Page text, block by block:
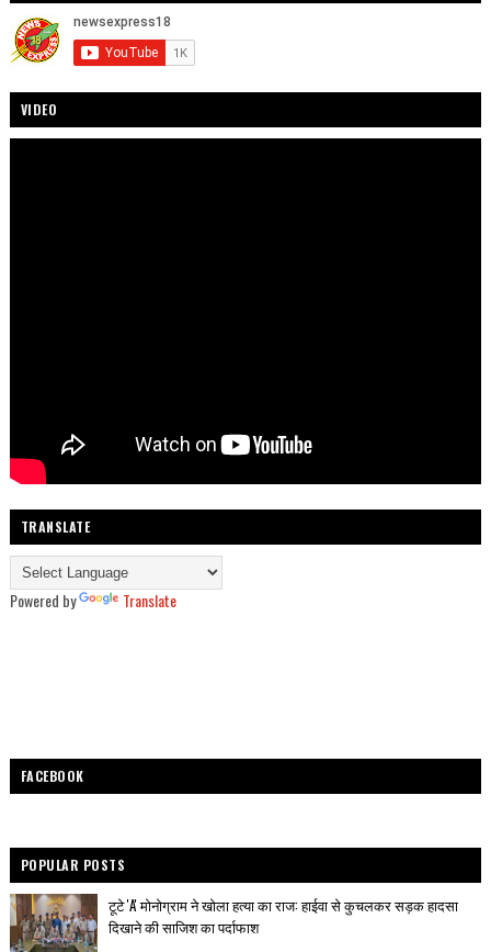
VIDEO
TRANSLATE
Powered by Translate
FACEBOOK
POPULAR POSTS
टूटे 'A' मोनोग्राम ने खोला हत्या का राज: हाईवा से कुचलकर सड़क हादसा
दिखाने की साजिश का पर्दाफाश